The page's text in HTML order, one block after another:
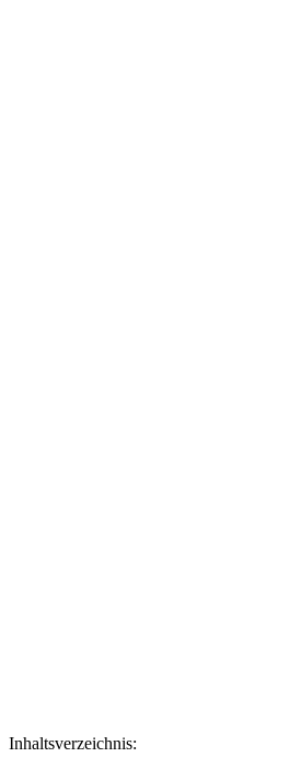
Inhaltsverzeichnis: